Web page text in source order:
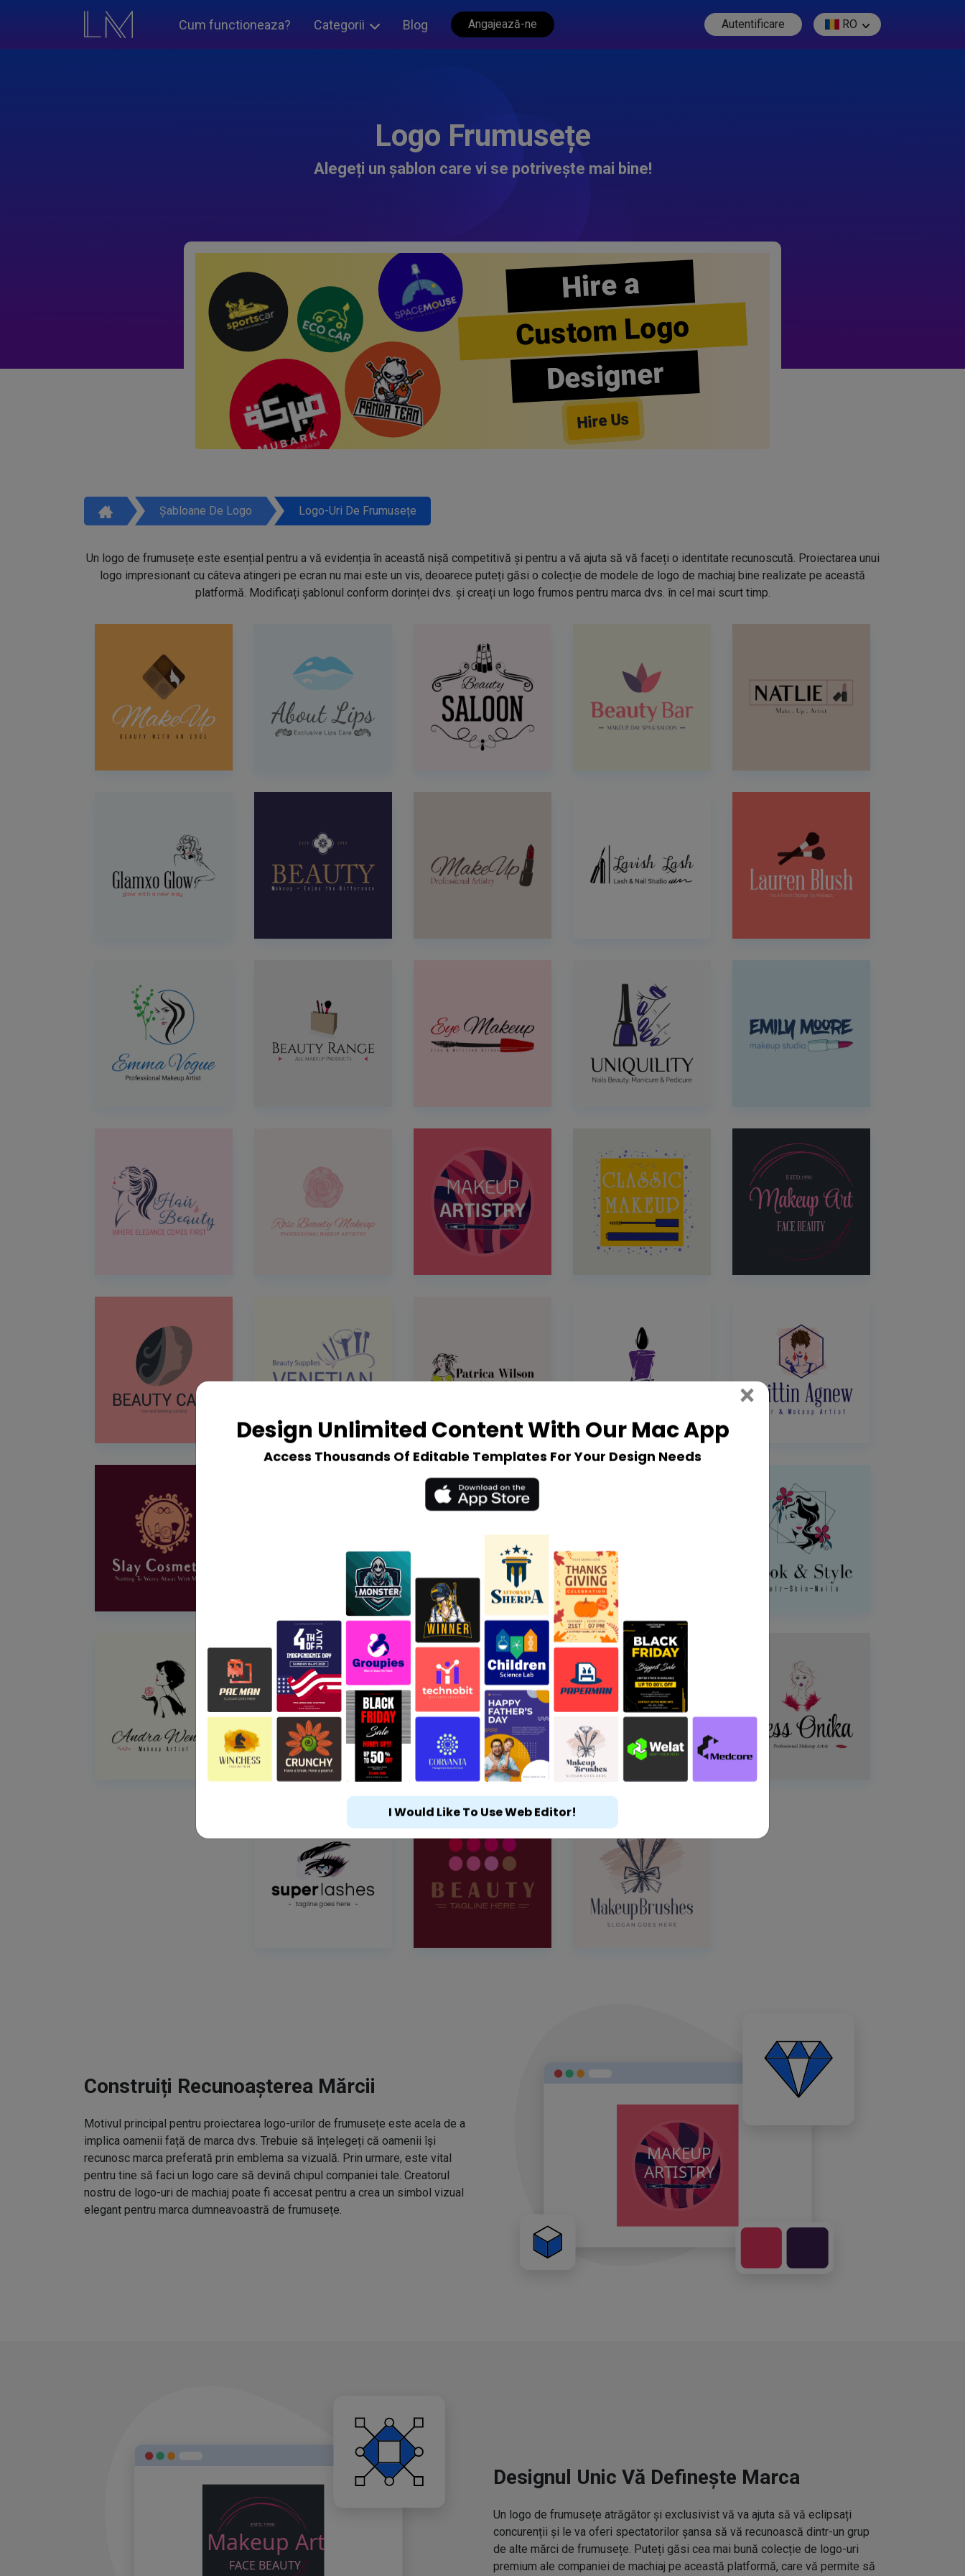
Cum functioneaza? Categorii Blog Angajează-ne Autentificare RO
Logo Frumusețe
Alegeți un șablon care vi se potrivește mai bine!
Hire a
Custom Logo
Designer
Hire Us
Șabloane De Logo Logo-Uri De Frumusețe
Un logo de frumusețe este esențial pentru a vă evidenția în această nișă competitivă și pentru a vă ajuta să vă faceți o identitate recunoscută. Proiectarea unui
logo impresionant cu câteva atingeri pe ecran nu mai este un vis, deoarece puteți găsi o colecție de modele de logo de machiaj bine realizate pe această
platformă. Modificați șablonul conform dorinței dvs. și creați un logo frumos pentru marca dvs. în cel mai scurt timp.
Construiți Recunoașterea Mărcii
Motivul principal pentru proiectarea logo-urilor de frumusețe este acela de a
implica oamenii față de marca dvs. Trebuie să înțelegeți că oamenii își
recunosc marca preferată prin emblema sa vizuală. Prin urmare, este vital
pentru tine să faci un logo care să devină chipul companiei tale. Creatorul
nostru de logo-uri de machiaj poate fi accesat pentru a crea un simbol vizual
elegant pentru marca dumneavoastră de frumusețe.
Designul Unic Vă Definește Marca
Un logo de frumusețe atrăgător și exclusivist vă va ajuta să vă eclipsați
concurenții și le va oferi spectatorilor șansa să vă recunoască dintr-un grup
de alte mărci de frumusețe. Puteți găsi cea mai bună colecție de logo-uri
premium ale companiei de machiaj pe această platformă, care vă permite să
Design Unlimited Content With Our Mac App
Access Thousands Of Editable Templates For Your Design Needs
× Close
I Would Like To Use Web Editor!